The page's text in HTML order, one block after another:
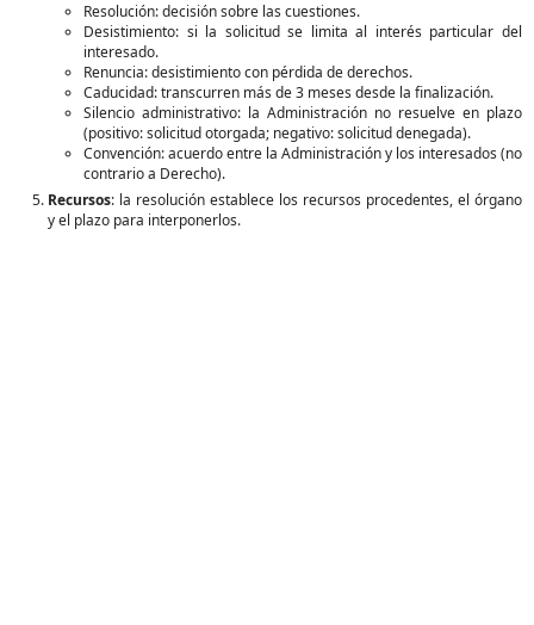
Resolución: decisión sobre las cuestiones.
Desistimiento: si la solicitud se limita al interés particular del
interesado.
Renuncia: desistimiento con pérdida de derechos.
Caducidad: transcurren más de 3 meses desde la finalización.
Silencio administrativo: la Administración no resuelve en plazo
(positivo: solicitud otorgada; negativo: solicitud denegada).
Convención: acuerdo entre la Administración y los interesados (no
contrario a Derecho).
Recursos: la resolución establece los recursos procedentes, el órgano
y el plazo para interponerlos.